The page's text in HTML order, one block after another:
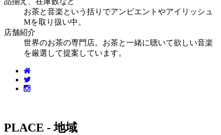
お茶と音楽という括りでアンビエントやアイリッシュ
Mを取り扱い中。
店舗紹介
世界のお茶の専門店。お茶と一緒に聴いて欲しい音楽
を厳選して提案しています。
PLACE - 地域